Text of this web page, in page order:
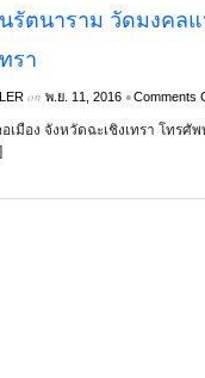
รัตนาราม วัดมงคล
รา
on พ.ย. 11, 2016 •Comments
มือง จังหวัดฉะเชิงเทรา โทรศั